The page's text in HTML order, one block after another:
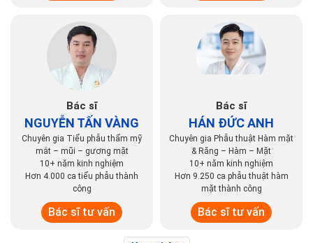
Bác sĩ
NGUYỄN TẤN VÀNG
Chuyên gia Tiểu phẫu thẩm mỹ
mắt – mũi – gương mặt
10+ năm kinh nghiệm
Hơn 4.000 ca tiểu phẫu thành
công
Bác sĩ tư vấn
Bác sĩ
HÁN ĐỨC ANH
Chuyên gia Phẫu thuật Hàm mặt
& Răng – Hàm – Mặt
10+ năm kinh nghiệm
Hơn 9.250 ca phẫu thuật hàm
mặt thành công
Bác sĩ tư vấn